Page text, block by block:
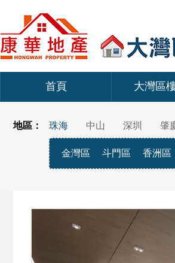
首頁 大灣區
地區： 珠海
金灣區 斗門區 香洲區
中山 深圳 肇